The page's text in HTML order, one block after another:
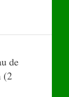
de
(2